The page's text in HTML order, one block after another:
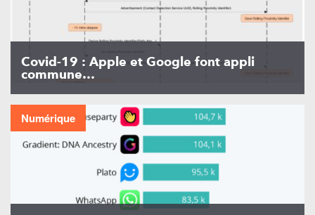
Covid-19 : Apple et Google font appli
commune…
Numérique